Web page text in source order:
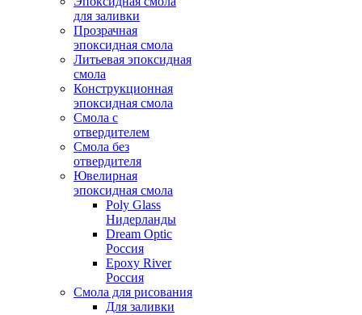
для заливки
Прозрачная
эпоксидная смола
Литьевая эпоксидная
смола
Конструкционная
эпоксидная смола
Смола с
отвердителем
Смола без
отвердителя
Ювелирная
эпоксидная смола
Poly Glass
Нидерланды
Dream Optic
Россия
Epoxy River
Россия
Смола для рисования
Для заливки